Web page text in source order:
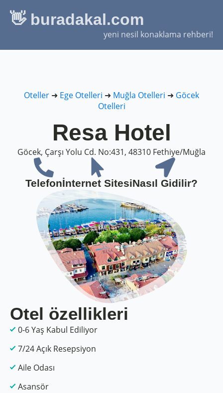
👋 buradakal.com
yeni nesil konaklama rehberi!
Oteller ➜ Ege Otelleri ➜ Muğla Otelleri ➜ Göcek
Otelleri
Resa Hotel
Göcek, Çarşı Yolu Cd. No:431, 48310 Fethiye/Muğla
Telefonİnternet SitesiNasıl Gidilir?
Otel özellikleri
0-6 Yaş Kabul Ediliyor
7/24 Açık Resepsiyon
Aile Odası
Asansör